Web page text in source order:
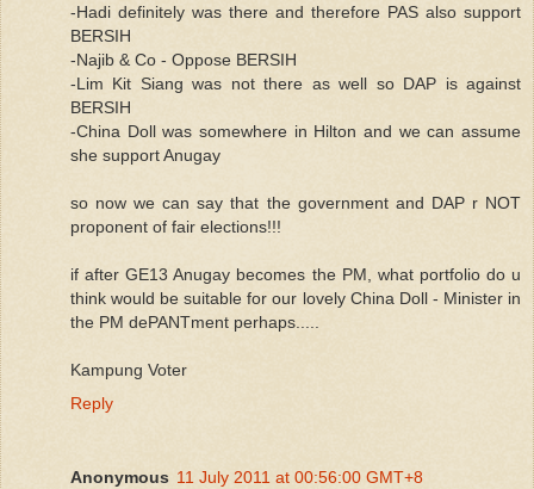
-Hadi definitely was there and therefore PAS also support
BERSIH
-Najib & Co - Oppose BERSIH
-Lim Kit Siang was not there as well so DAP is against
BERSIH
-China Doll was somewhere in Hilton and we can assume
she support Anugay
so now we can say that the government and DAP r NOT
proponent of fair elections!!!
if after GE13 Anugay becomes the PM, what portfolio do u
think would be suitable for our lovely China Doll - Minister in
the PM dePANTment perhaps.....
Kampung Voter
Reply
Anonymous 11 July 2011 at 00:56:00 GMT+8